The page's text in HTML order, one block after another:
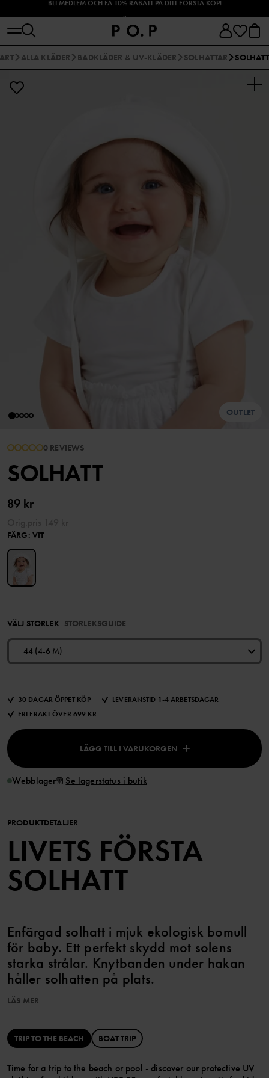
ALLA KLÄDER BADKLÄDER & UV-KLÄDER SOLHATTAR SOLHATT
OUTLET
0 REVIEWS
SOLHATT
89 kr
FÄRG: VIT
VÄLJ STORLEK STORLEKSGUIDE
44 (4-6 M)
30 DAGAR ÖPPET KÖP
LEVERANSTID 1-4 ARBETSDAGAR
FRI FRAKT ÖVER 699 KR
LÄGG TILL I VARUKORGEN
Webblager Se lagerstatus i butik
PRODUKTDETALJER
LIVETS FÖRSTA
SOLHATT
Enfärgad solhatt i mjuk ekologisk bomull
för baby. Ett perfekt skydd mot solens
starka strålar. Knytbanden under hakan
håller solhatten på plats.
KEEP AWAY FROM FIRE
LÄS MER
TRIP TO THE BEACH BOAT TRIP
Time for a trip to the beach or pool - discover our protective UV